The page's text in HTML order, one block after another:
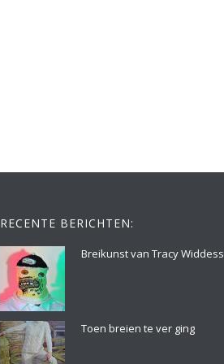
RECENTE BERICHTEN:
Breikunst van Tracy Widdess
Toen breien te ver ging